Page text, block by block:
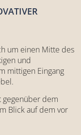
um einen Mitte des
und
mittigen Eingang
gegenüber dem
Blick auf dem vor